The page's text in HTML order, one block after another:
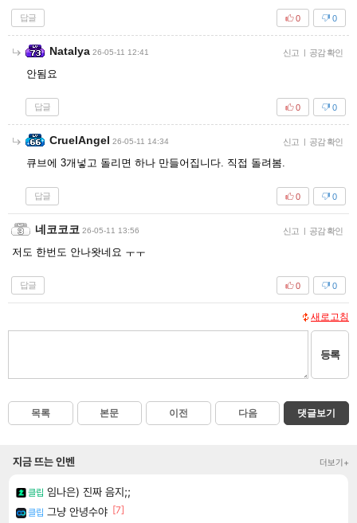
답글 0
0
Natalya 26-05-11 12:41 신고 | 공감 확인
안됨요
답글 0
0
CruelAngel 26-05-11 14:34 신고 | 공감 확인
큐브에 3개넣고 돌리면 하나 만들어집니다. 직접 돌려봄.
답글 0
0
네코코코 26-05-11 13:56 신고 | 공감 확인
저도 한번도 안나왓네요 ㅜㅜ
답글 0
0
새로고침
등록
목록 본문 이전 다음 댓글보기
지금 뜨는 인벤 더보기+
클립 임나은) 진짜 음지;;
클립 그냥 안녕수야 [7]